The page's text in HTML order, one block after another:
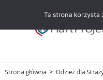
Strona główna > Odzież dla
Ta strona korzysta